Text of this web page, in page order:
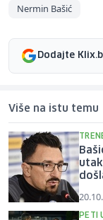
Nermin Bašić
Dodajte
Više na istu temu
PETI